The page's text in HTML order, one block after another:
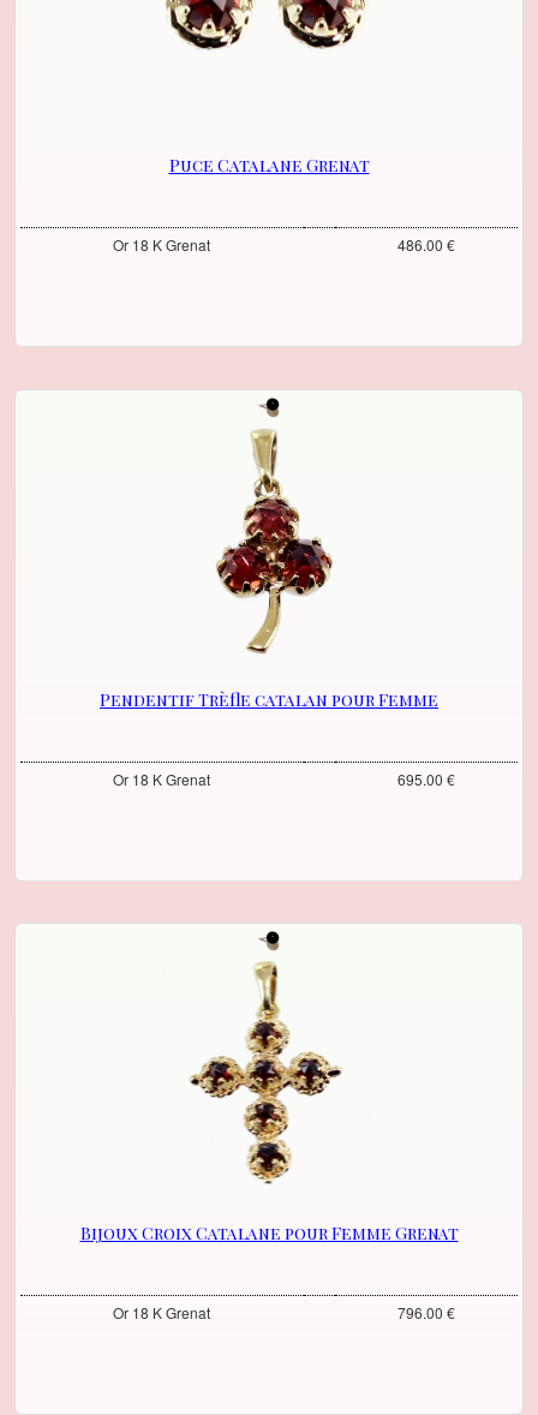
Puce Catalane Grenat
Or 18 K Grenat 486.00 €
Pendentif Trèfle catalan pour Femme
Or 18 K Grenat 695.00 €
Bijoux Croix Catalane pour Femme Grenat
Or 18 K Grenat 796.00 €